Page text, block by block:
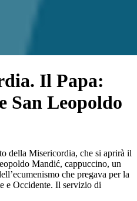
Il Papa:
San Leopoldo
della Misericordia, che si aprirà il
Mandić, cappuccino, un
che pregava per la
e Occidente. Il servizio di